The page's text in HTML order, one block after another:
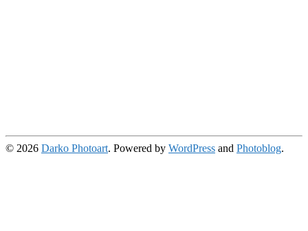
© 2026 Darko Photoart. Powered by WordPress and Photoblog.